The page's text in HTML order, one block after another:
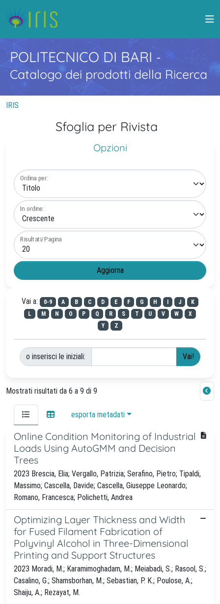
POLITECNICO DI BARI -
Catalogo dei prodotti della Ricerca
IRIS
Sfoglia per Rivista
Opzioni
Ordina per:
In ordine:
Risultati/Pagina
Vai a: 0-9 A B C D E F G H J
K
L
M N O P Q R S T U V W
X
Y
Z
o inserisci le iniziali:
Mostrati risultati da 6 a 9 di 9
esporta metadati
Online Condition Monitoring of Industrial
Loads Using AutoGMM and Decision
Trees
2023 Brescia, Elia; Vergallo, Patrizia; Serafino, Pietro; Tipaldi,
Massimo; Cascella, Davide; Cascella, Giuseppe Leonardo;
Romano, Francesca; Polichetti, Andrea
Optimizing Layer Thickness and Width
for Fused Filament Fabrication of
Polyvinyl Alcohol in Three-Dimensional
Printing and Support Structures
2023 Moradi, M.; Karamimoghadam, M.; Meiabadi, S.; Rasool, S.;
Casalino, G.; Shamsborhan, M.; Sebastian, P. K.; Poulose, A.;
Shaiju, A.; Rezayat, M.